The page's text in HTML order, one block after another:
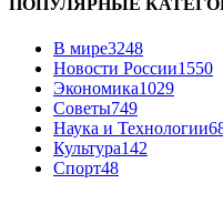
ПОПУЛЯРНЫЕ
В мире3248
Новости России1550
Экономика1029
Советы749
Наука и Технологии
Культура142
Спорт48